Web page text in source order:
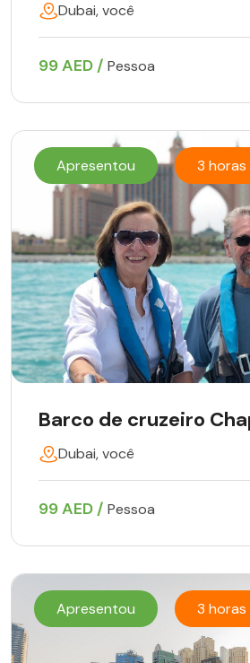
Dubai, você
99 AED / Pessoa
Apresentou 3 horas
Barco de cruzeiro
Dubai, você
99 AED / Pessoa
Apresentou 3 horas